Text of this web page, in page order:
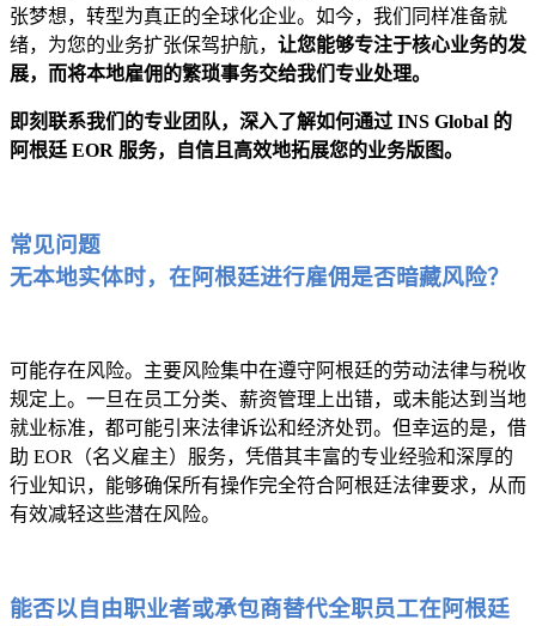
张梦想，转型为真正的全球化企业。如今，我们同样准备就
绪，为您的业务扩张保驾护航， 让您能够专注于核心业务的发
展，而将本地雇佣的繁琐事务交给我们专业处理。
即刻联系我们的专业团队，深入了解如何通过 INS Global 的
阿根廷 EOR 服务，自信且高效地拓展您的业务版图。
常见问题
无本地实体时，在阿根廷进行雇佣是否暗藏风险？
可能存在风险。主要风险集中在遵守阿根廷的劳动法律与税收
规定上。一旦在员工分类、薪资管理上出错，或未能达到当地
就业标准，都可能引来法律诉讼和经济处罚。但幸运的是，借
助 EOR（名义雇主）服务，凭借其丰富的专业经验和深厚的
行业知识，能够确保所有操作完全符合阿根廷法律要求，从而
有效减轻这些潜在风险。
能否以自由职业者或承包商替代全职员工在阿根廷